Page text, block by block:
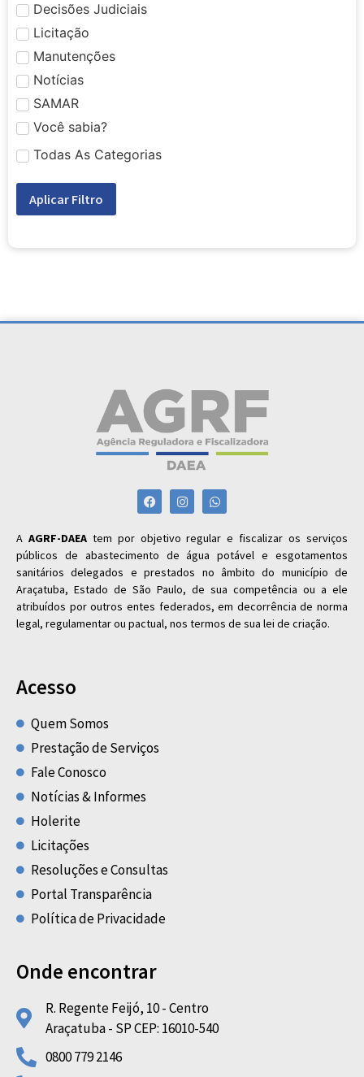
Decisões Judiciais
Licitação
Manutenções
Notícias
SAMAR
Você sabia?
Todas As Categorias
Aplicar Filtro
A AGRF-DAEAtem por objetivo regular e fiscalizar os serviços
públicos de abastecimento de água potável e esgotamentos
sanitários delegados e prestados no âmbito do município de
Araçatuba, Estado de São Paulo, de sua competência ou a ele
atribuídos por outros entes federados, em decorrência de norma
legal, regulamentar ou pactual, nos termos de sua lei de criação.
Acesso
Quem Somos
Prestação de Serviços
Fale Conosco
Notícias & Informes
Holerite
Licitações
Resoluções e Consultas
Portal Transparência
Política de Privacidade
Onde encontrar
R. Regente Feijó, 10 - Centro
Araçatuba - SP CEP: 16010-540
0800 779 2146